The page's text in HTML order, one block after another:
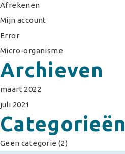
Afrekenen
Mijn account
Error
Micro-organisme
Archieven
maart 2022
juli 2021
Categorieën
Geen categorie (2)